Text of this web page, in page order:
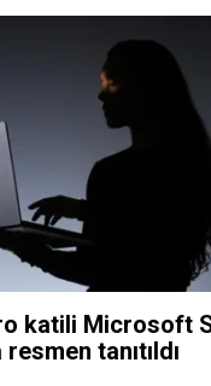
katili Microsoft
tanıtıldı